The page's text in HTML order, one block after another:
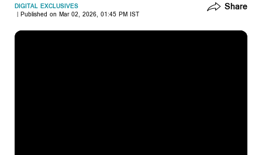
DIGITAL EXCLUSIVES
Published on Mar 02, 2026, 01:45 PM IST
Share